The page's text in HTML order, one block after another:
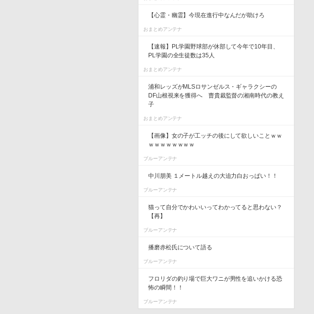
【心霊・幽霊】今現在進行中なんだが助けろ
おまとめアンテナ
【速報】PL学園野球部が休部して今年で10年目、
PL学園の全生徒数は35人
おまとめアンテナ
浦和レッズがMLSロサンゼルス・ギャラクシーの
DF山根視来を獲得へ 曺貴裁監督の湘南時代の教え
子
おまとめアンテナ
【画像】女の子が工ッチの後にして欲しいことｗｗ
ｗｗｗｗｗｗｗｗ
ブルーアンテナ
中川朋美 １メートル越えの大迫力白おっぱい！！
ブルーアンテナ
猫って自分でかわいいってわかってると思わない？
【再】
ブルーアンテナ
播磨赤松氏について語る
ブルーアンテナ
フロリダの釣り場で巨大ワニが男性を追いかける恐
怖の瞬間！！
ブルーアンテナ